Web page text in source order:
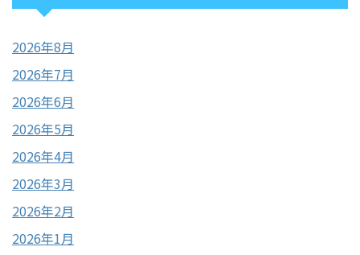
2026年8月
2026年7月
2026年6月
2026年5月
2026年4月
2026年3月
2026年2月
2026年1月